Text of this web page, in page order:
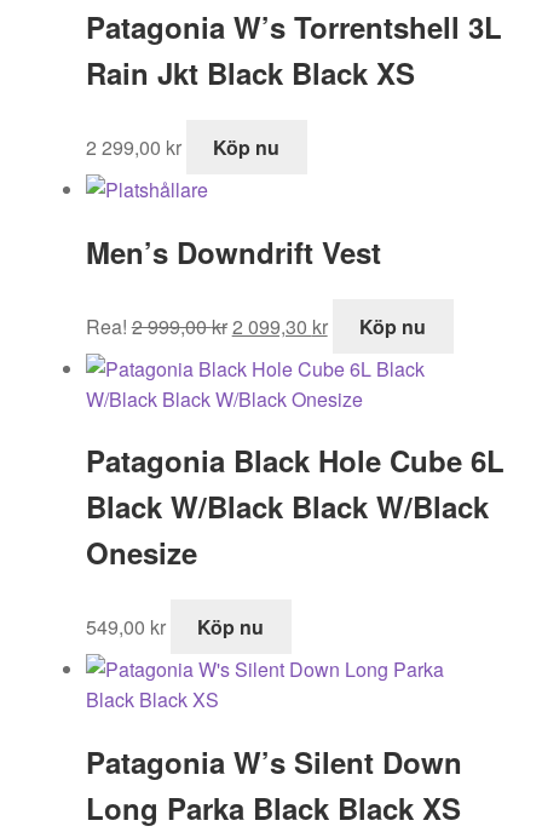
Patagonia W’s Torrentshell 3L
Rain Jkt Black Black XS
2 299,00 kr Köp nu
Men’s Downdrift Vest
Rea! 2 999,00kr
ursprungliga
priset
var:
999,00 kr.
2 099,30 kr
nuvarande
priset
är:
099,30 kr.
Köp nu
Patagonia Black Hole Cube 6L
Black W/Black Black W/Black
Onesize
549,00 kr Köp nu
Patagonia W’s Silent Down
Long Parka Black Black XS